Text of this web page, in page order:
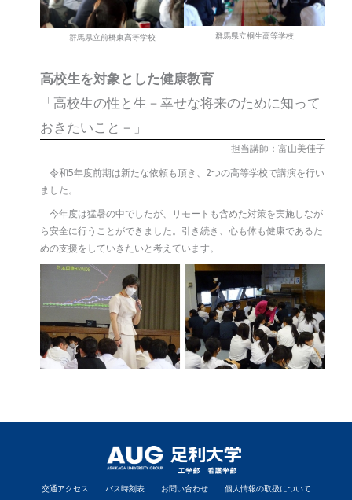
群馬県立前橋東高等学校 群馬県立桐生高等学校
高校生を対象とした健康教育
「高校生の性と生－幸せな将来のために知って
おきたいこと－」
担当講師：富山美佳子
令和5年度前期は新たな依頼も頂き、2つの高等学校で講演を行い
ました。
今年度は猛暑の中でしたが、リモートも含めた対策を実施しなが
ら安全に行うことができました。引き続き、心も体も健康であるた
めの支援をしていきたいと考えています。
交通アクセス バス時刻表 お問い合わせ 個人情報の取扱について